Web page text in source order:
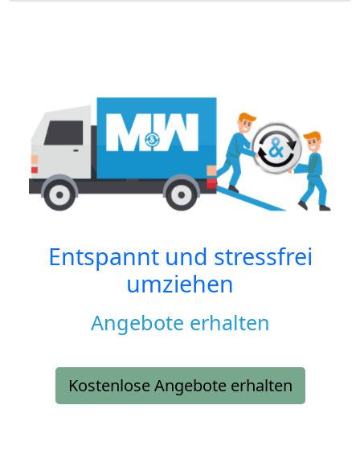
Entspannt und stressfrei
umziehen
Angebote erhalten
Kostenlose Angebote erhalten